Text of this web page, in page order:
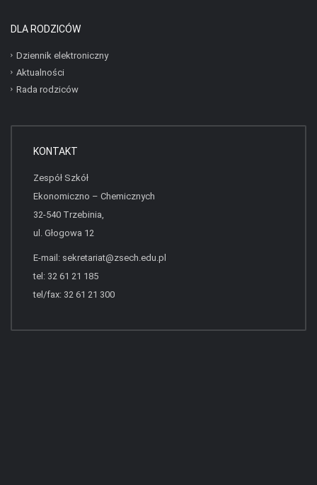
DLA RODZICÓW
Dziennik elektroniczny
Aktualności
Rada rodziców
KONTAKT
Zespół Szkół
Ekonomiczno – Chemicznych
32-540 Trzebinia,
ul. Głogowa 12
E-mail: sekretariat@zsech.edu.pl
tel: 32 61 21 185
tel/fax: 32 61 21 300